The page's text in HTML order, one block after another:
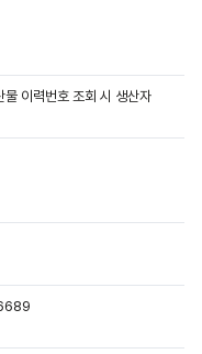
이력번호 조회 시 생산자